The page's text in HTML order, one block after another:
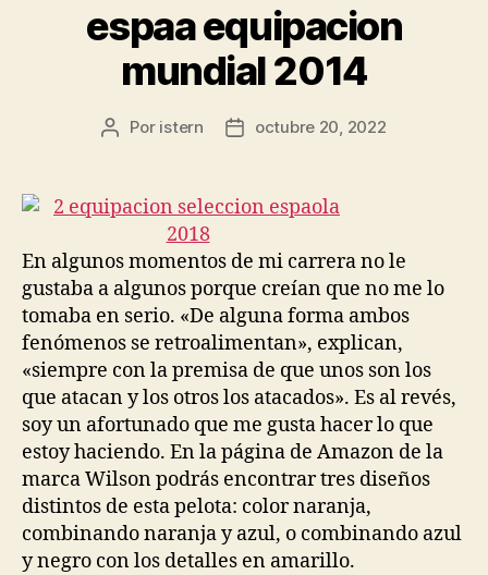
espaa equipacion
mundial 2014
Autor
entrada
Por istern
Fecha
entrada
octubre 20, 2022
En algunos momentos de mi carrera no le
gustaba a algunos porque creían que no me lo
tomaba en serio. «De alguna forma ambos
fenómenos se retroalimentan», explican,
«siempre con la premisa de que unos son los
que atacan y los otros los atacados». Es al revés,
soy un afortunado que me gusta hacer lo que
estoy haciendo. En la página de Amazon de la
marca Wilson podrás encontrar tres diseños
distintos de esta pelota: color naranja,
combinando naranja y azul, o combinando azul
y negro con los detalles en amarillo.